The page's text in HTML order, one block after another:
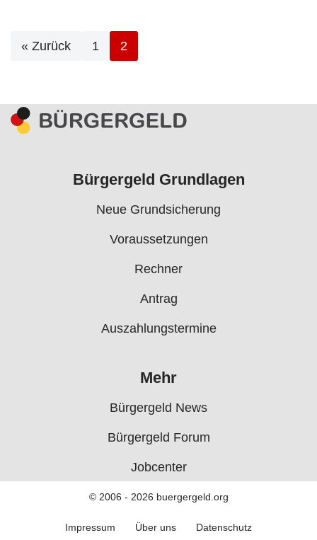
« Zurück 1 2
Bürgergeld Grundlagen
Neue Grundsicherung
Voraussetzungen
Rechner
Antrag
Auszahlungstermine
Mehr
Bürgergeld News
Bürgergeld Forum
Jobcenter
© 2006 - 2026 buergergeld.org
Impressum Über uns Datenschutz